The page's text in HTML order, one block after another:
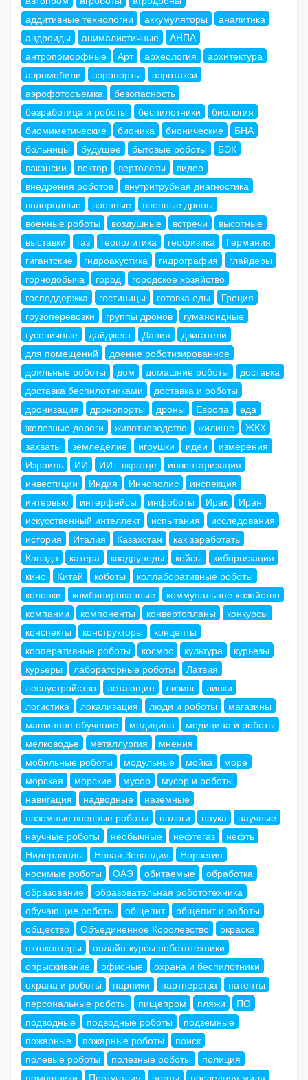
аддитивные технологии
аккумуляторы
аналитика
андроиды
анималистичные
АНПА
антропоморфные
Арт археология
архитектура
аэромобили
аэропорты
аэротакси
аэрофотосъемка
безопасность
безработица и роботы
беспилотники
биология
биомиметические
бионика бионические
БНА
больницы
будущее бытовые роботы
БЭК
вакансии
вектор вертолеты
видео
внедрения роботов
внутритрубная диагностика
водородные
военные
военные дроны
военные роботы
воздушные встречи
высотные
выставки
газ геополитика геофизика
Германия
гигантские
гидроакустика гидрография
глайдеры
горнодобыча
город
городское хозяйство
господдержка
гостиницы готовка еды
Греция
грузоперевозки
группы дронов
гуманоидные
гусеничные
дайджест Дания
двигатели
для помещений
доение роботизированное
доильные роботы
дом домашние роботы
доставка
доставка беспилотниками
доставка и роботы
дронизация
дронопорты дроны Европа
еда
железные дороги
животноводство жилище
ЖКХ
захваты
земледелие игрушки идеи
измерения
Израиль
ИИ ИИ - вкратце
инвентаризация
инвестиции
Индия Иннополис
инспекция
интервью
интерфейсы инфоботы Ирак
Иран
искусственный интеллект
испытания
исследования
история
Италия Казахстан
как заработать
Канада
катера квадрупеды кейсы
киборгизация
кино
Китай коботы
коллаборативные роботы
колонки
комбинированные
коммунальное хозяйство
компании
компоненты конвертопланы
конкурсы
конспекты
конструкторы
концепты
кооперативные роботы
космос культура
курьезы
курьеры
лабораторные роботы
Латвия
лесоустройство
летающие лизинг
линки
логистика
локализация люди и роботы
магазины
машинное обучение
медицина
медицина и роботы
мелководье
металлургия
мнения
мобильные роботы
модульные мойка
море
морская
морские мусор
мусор и роботы
навигация
надводные
наземные
наземные военные роботы
налоги наука
научные
научные роботы
необычные нефтегаз
нефть
Нидерланды
Новая Зеландия
Норвегия
носимые роботы
ОАЭ обитаемые
обработка
образование
образовательная робототехника
обучающие роботы
общепит
общепит и роботы
общество
Объединенное Королевство
окраска
октокоптеры
онлайн-курсы робототехники
опрыскивание
офисные
охрана и беспилотники
охрана и роботы
парники партнерства
патенты
персональные роботы
пищепром пляжи
ПО
подводные
подводные роботы
подземные
пожарные
пожарные роботы
поиск
полевые роботы
полезные роботы
полиция
помощники
Португалия порты
последняя миля